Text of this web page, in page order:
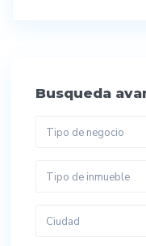
Busqueda
Tipo de negocio
Tipo de inmueble
Ciudad